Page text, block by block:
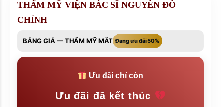
THẨM MỸ VIỆN BÁC SĨ NGUYỄN ĐỖ
CHỈNH
BẢNG GIÁ — THẨM MỸ MẮT Đang ưu đãi 50%
Ưu đãi chỉ còn
Ưu đãi đã kết thúc